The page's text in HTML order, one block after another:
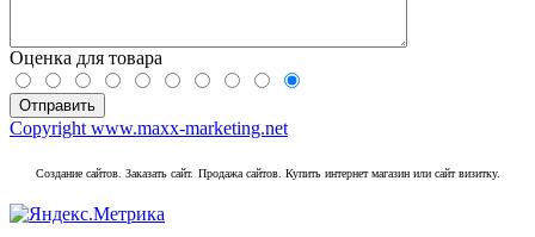
Оценка для товара
Copyright www.maxx-marketing.net
Создание сайтов. Заказать сайт. Продажа сайтов. Купить интернет магазин или сайт визитку.